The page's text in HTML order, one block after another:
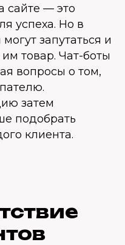
сайте — это
успеха. Но в
запутаться и
товар. Чат-боты
вопросы о том,
затем
подобрать
клиента.